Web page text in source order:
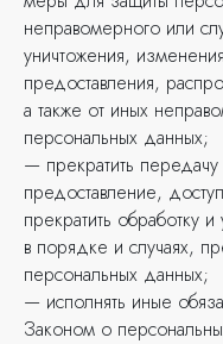
неправомерного или
уничтожения,
предоставления,
а также от иных
персональных данных;
— прекратить
предоставление,
прекратить обработку
в порядке и случаях,
персональных данных;
— исполнять иные
Законом о